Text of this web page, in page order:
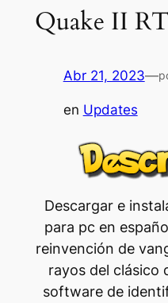
Quake II
Abr 21, 2023—
en Updates
Descargar e
para pc en
reinvención de
rayos del clásico
software de